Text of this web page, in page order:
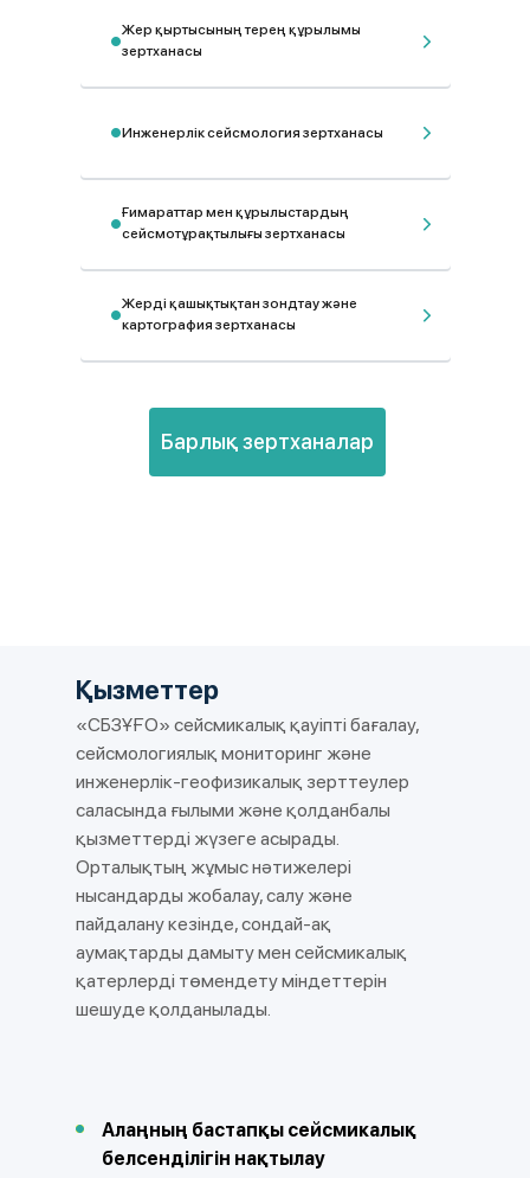
Жер қыртысының терең құрылымы
зертханасы
Инженерлік сейсмология зертханасы
Ғимараттар мен құрылыстардың
сейсмотұрақтылығы зертханасы
Жерді қашықтықтан зондтау және
картография зертханасы
Барлық зертханалар
Қызметтер
«СБЗҰҒО» сейсмикалық қауіпті бағалау,
сейсмологиялық мониторинг және
инженерлік-геофизикалық зерттеулер
саласында ғылыми және қолданбалы
қызметтерді жүзеге асырады.
Орталықтың жұмыс нәтижелері
нысандарды жобалау, салу және
пайдалану кезінде, сондай-ақ
аумақтарды дамыту мен сейсмикалық
қатерлерді төмендету міндеттерін
шешуде қолданылады.
Алаңның бастапқы сейсмикалық
белсенділігін нақтылау